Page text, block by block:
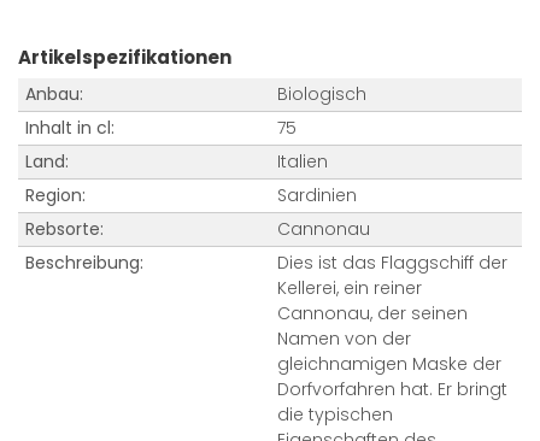
Artikelspezifikationen
Anbau:
Biologisch
Inhalt in cl:
75
Land:
Italien
Region:
Sardinien
Rebsorte:
Cannonau
Beschreibung:
Dies ist das Flaggschiff der
Kellerei, ein reiner
Cannonau, der seinen
Namen von der
gleichnamigen Maske der
Dorfvorfahren hat. Er bringt
die typischen